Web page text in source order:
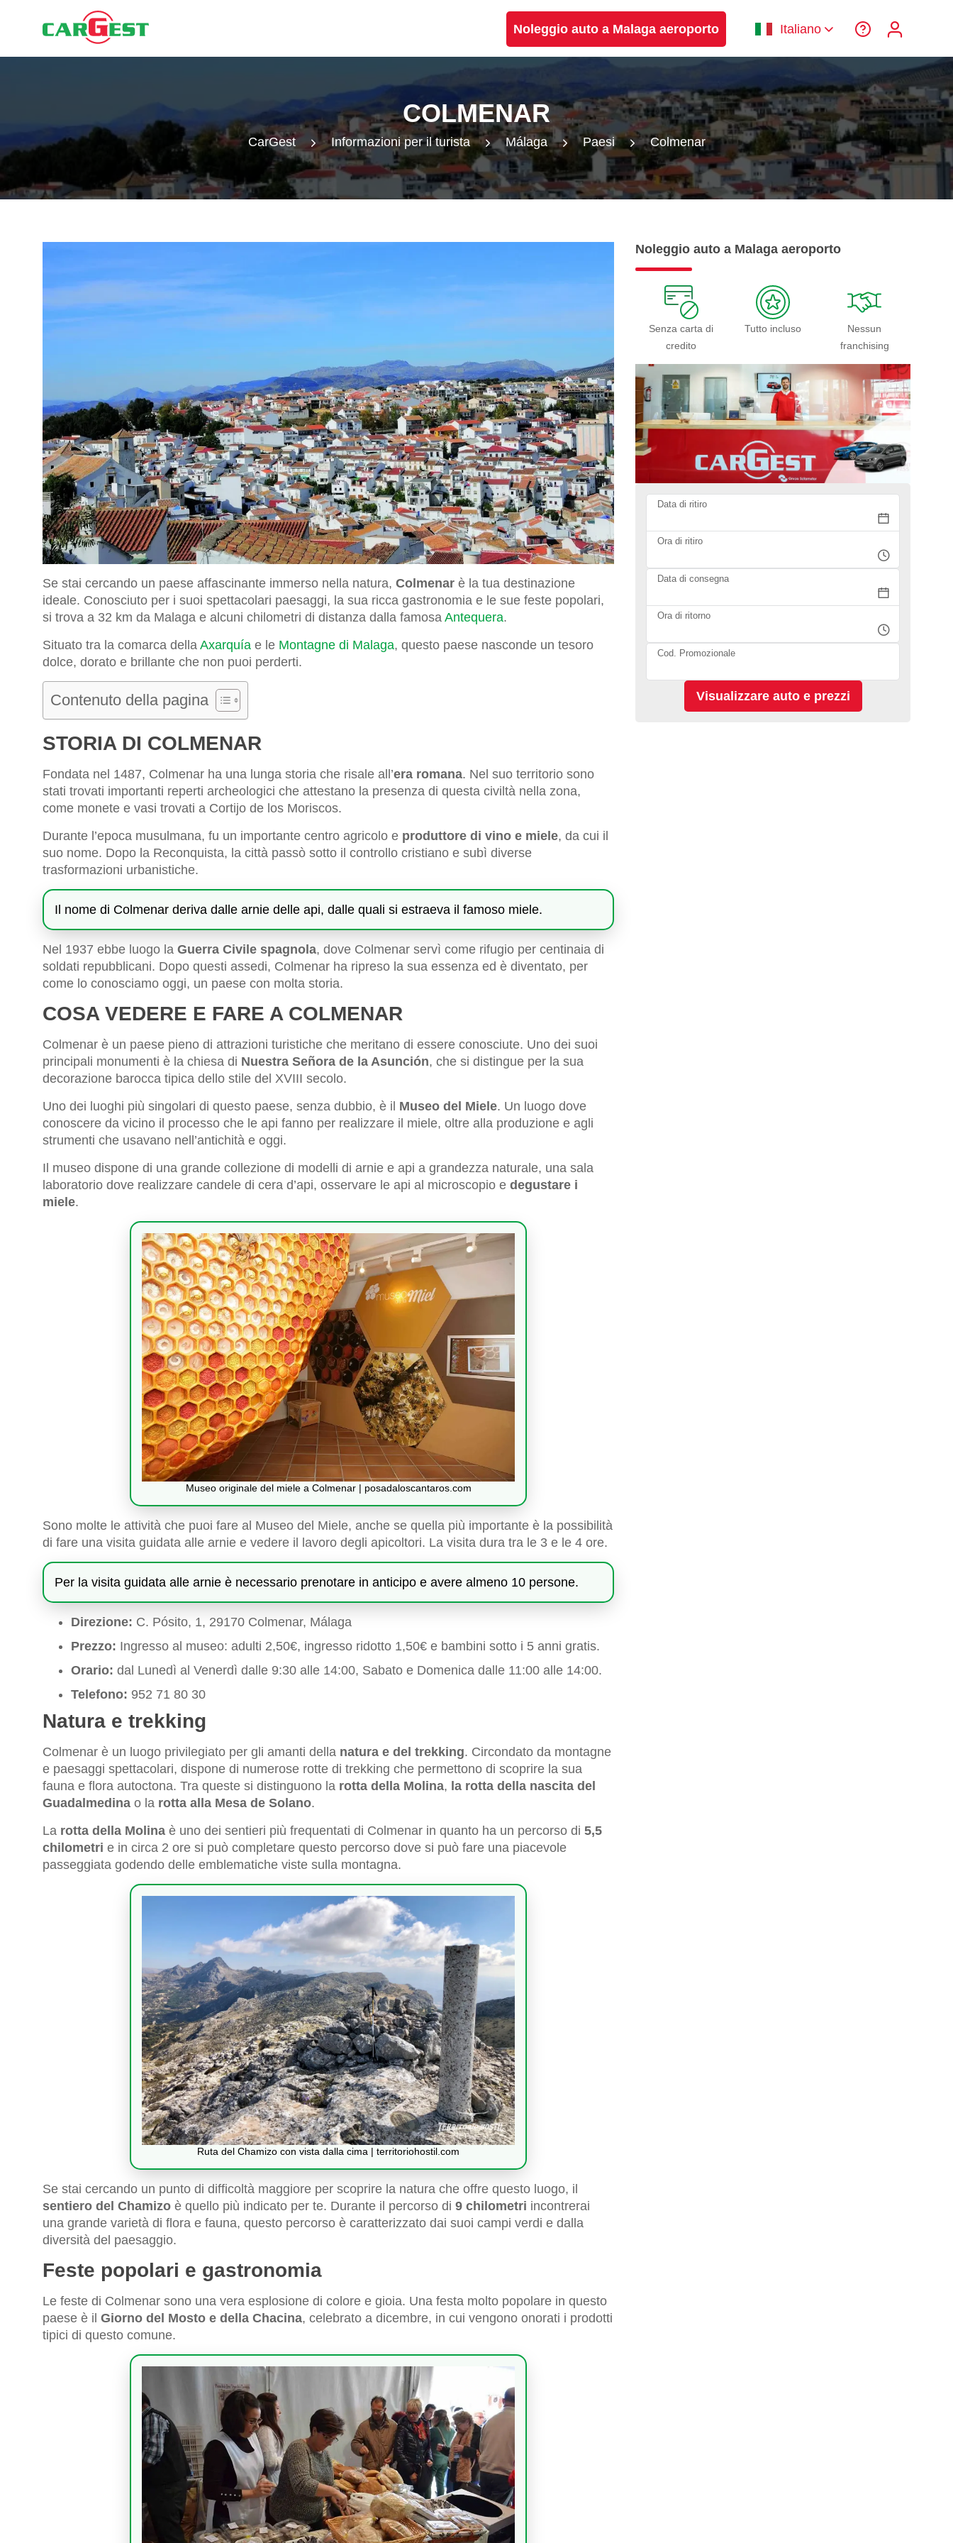
Noleggio auto a Malaga aeroporto Italiano
COLMENAR
CarGest Informazioni per il turista Málaga Paesi Colmenar
Se stai cercando un paese affascinante immerso nella natura, Colmenar è la tua destinazione
ideale. Conosciuto per i suoi spettacolari paesaggi, la sua ricca gastronomia e le sue feste popolari,
si trova a 32 km da Malaga e alcuni chilometri di distanza dalla famosa Antequera.
Situato tra la comarca della Axarquía e le Montagne di Malaga, questo paese nasconde un tesoro
dolce, dorato e brillante che non puoi perderti.
Contenuto della pagina
STORIA DI COLMENAR
Fondata nel 1487, Colmenar ha una lunga storia che risale all’era romana. Nel suo territorio sono
stati trovati importanti reperti archeologici che attestano la presenza di questa civiltà nella zona,
come monete e vasi trovati a Cortijo de los Moriscos.
Durante l’epoca musulmana, fu un importante centro agricolo e produttore di vino e miele, da cui il
suo nome. Dopo la Reconquista, la città passò sotto il controllo cristiano e subì diverse
trasformazioni urbanistiche.
Il nome di Colmenar deriva dalle arnie delle api, dalle quali si estraeva il famoso miele.
Nel 1937 ebbe luogo la Guerra Civile spagnola, dove Colmenar servì come rifugio per centinaia di
soldati repubblicani. Dopo questi assedi, Colmenar ha ripreso la sua essenza ed è diventato, per
come lo conosciamo oggi, un paese con molta storia.
COSA VEDERE E FARE A COLMENAR
Colmenar è un paese pieno di attrazioni turistiche che meritano di essere conosciute. Uno dei suoi
principali monumenti è la chiesa di Nuestra Señora de la Asunción, che si distingue per la sua
decorazione barocca tipica dello stile del XVIII secolo.
Uno dei luoghi più singolari di questo paese, senza dubbio, è il Museo del Miele. Un luogo dove
conoscere da vicino il processo che le api fanno per realizzare il miele, oltre alla produzione e agli
strumenti che usavano nell’antichità e oggi.
Il museo dispone di una grande collezione di modelli di arnie e api a grandezza naturale, una sala
laboratorio dove realizzare candele di cera d’api, osservare le api al microscopio e degustare i
miele.
Museo originale del miele a Colmenar | posadaloscantaros.com
Sono molte le attività che puoi fare al Museo del Miele, anche se quella più importante è la possibilità
di fare una visita guidata alle arnie e vedere il lavoro degli apicoltori. La visita dura tra le 3 e le 4 ore.
Per la visita guidata alle arnie è necessario prenotare in anticipo e avere almeno 10 persone.
Direzione: C. Pósito, 1, 29170 Colmenar, Málaga
Prezzo: Ingresso al museo: adulti 2,50€, ingresso ridotto 1,50€ e bambini sotto i 5 anni gratis.
Orario: dal Lunedì al Venerdì dalle 9:30 alle 14:00, Sabato e Domenica dalle 11:00 alle 14:00.
Telefono: 952 71 80 30
Natura e trekking
Colmenar è un luogo privilegiato per gli amanti della natura e del trekking. Circondato da montagne
e paesaggi spettacolari, dispone di numerose rotte di trekking che permettono di scoprire la sua
fauna e flora autoctona. Tra queste si distinguono la rotta della Molina, la rotta della nascita del
Guadalmedina o la rotta alla Mesa de Solano.
La rotta della Molina è uno dei sentieri più frequentati di Colmenar in quanto ha un percorso di 5,5
chilometri e in circa 2 ore si può completare questo percorso dove si può fare una piacevole
passeggiata godendo delle emblematiche viste sulla montagna.
Ruta del Chamizo con vista dalla cima | territoriohostil.com
Se stai cercando un punto di difficoltà maggiore per scoprire la natura che offre questo luogo, il
sentiero del Chamizo è quello più indicato per te. Durante il percorso di 9 chilometri incontrerai
una grande varietà di flora e fauna, questo percorso è caratterizzato dai suoi campi verdi e dalla
diversità del paesaggio.
Feste popolari e gastronomia
Le feste di Colmenar sono una vera esplosione di colore e gioia. Una festa molto popolare in questo
paese è il Giorno del Mosto e della Chacina, celebrato a dicembre, in cui vengono onorati i prodotti
tipici di questo comune.
Noleggio auto a Malaga aeroporto
Senza carta di
credito
Tutto incluso
Nessun
franchising
Data di ritiro
Ora di ritiro
Data di consegna
Ora di ritorno
Cod. Promozionale